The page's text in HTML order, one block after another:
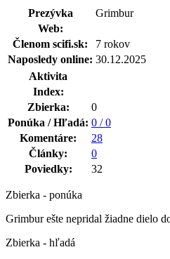
Prezývka
Grimbur
Web:
Členom scifi.sk:
7 rokov
Naposledy online: 30.12.2025
Aktivita
Index:
Zbierka:
0
Ponúka / Hľadá: 0 / 0
Komentáre:
28
Články:
0
Poviedky:
32
Zbierka - ponúka
Grimbur ešte nepridal žiadne dielo
Zbierka - hľadá